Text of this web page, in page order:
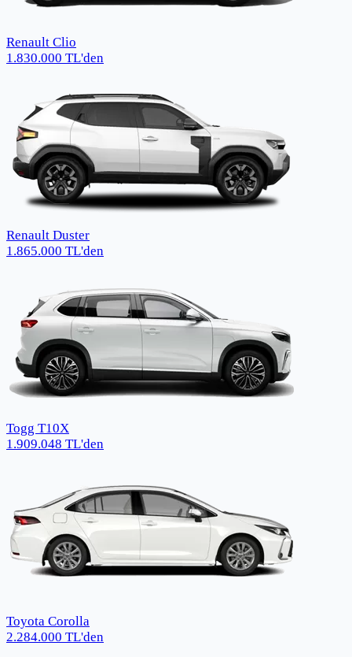
Renault Clio
1.830.000 TL'den
Renault Duster
1.865.000 TL'den
Togg T10X
1.909.048 TL'den
Toyota Corolla
2.284.000 TL'den